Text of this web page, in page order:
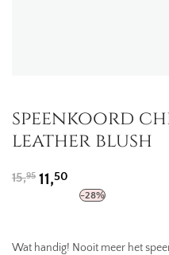
speenkoord
leather blush
15,95 Oorspronkelijke
prijs
11,50
prijs
-28%
Wat handig! Nooit meer het